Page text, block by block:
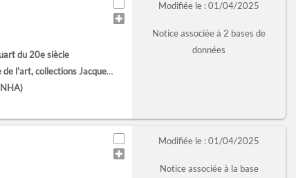
du 20e siècle
Jacques Doucet (Paris)
Modifiée le : 01/04/2025
Notice associée à 2 bases de
données
Modifiée le : 01/04/2025
Notice associée à la base